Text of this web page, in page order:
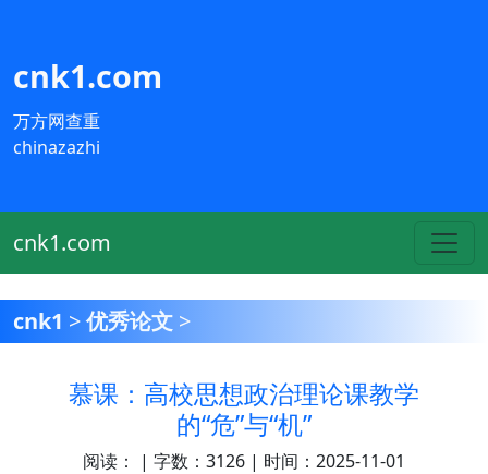
cnk1.com
万方网查重
chinazazhi
cnk1.com
cnk1 >优秀论文 >
慕课：高校思想政治理论课教学
的“危”与“机”
阅读： | 字数：3126 | 时间：2025-11-01